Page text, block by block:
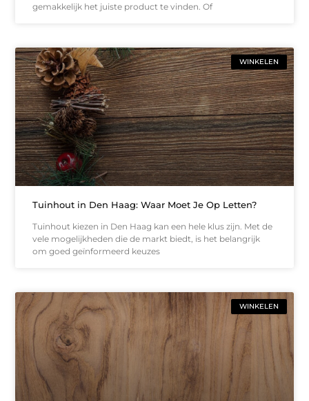
gemakkelijk het juiste product te vinden. Of
WINKELEN
Tuinhout in Den Haag: Waar Moet Je Op Letten?
Tuinhout kiezen in Den Haag kan een hele klus zijn. Met de
vele mogelijkheden die de markt biedt, is het belangrijk
om goed geïnformeerd keuzes
WINKELEN